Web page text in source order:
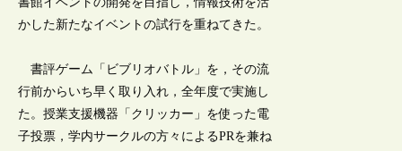
かした新たなイベントの試行を重ねてきた。
書評ゲーム「ビブリオバトル」を，その流
行前からいち早く取り入れ，全年度で実施し
た。授業支援機器「クリッカー」を使った電
子投票，学内サークルの方々によるPRを兼ね